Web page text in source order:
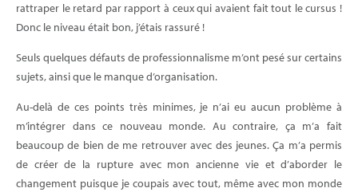
rattraper le retard par rapport à ceux qui avaient fait tout le cursus !
Donc le niveau était bon, j’étais rassuré !
Seuls quelques défauts de professionnalisme m’ont pesé sur certains
sujets, ainsi que le manque d’organisation.
Au-delà de ces points très minimes, je n’ai eu aucun problème à
m’intégrer dans ce nouveau monde. Au contraire, ça m’a fait
beaucoup de bien de me retrouver avec des jeunes. Ça m’a permis
de créer de la rupture avec mon ancienne vie et d’aborder le
changement puisque je coupais avec tout, même avec mon monde